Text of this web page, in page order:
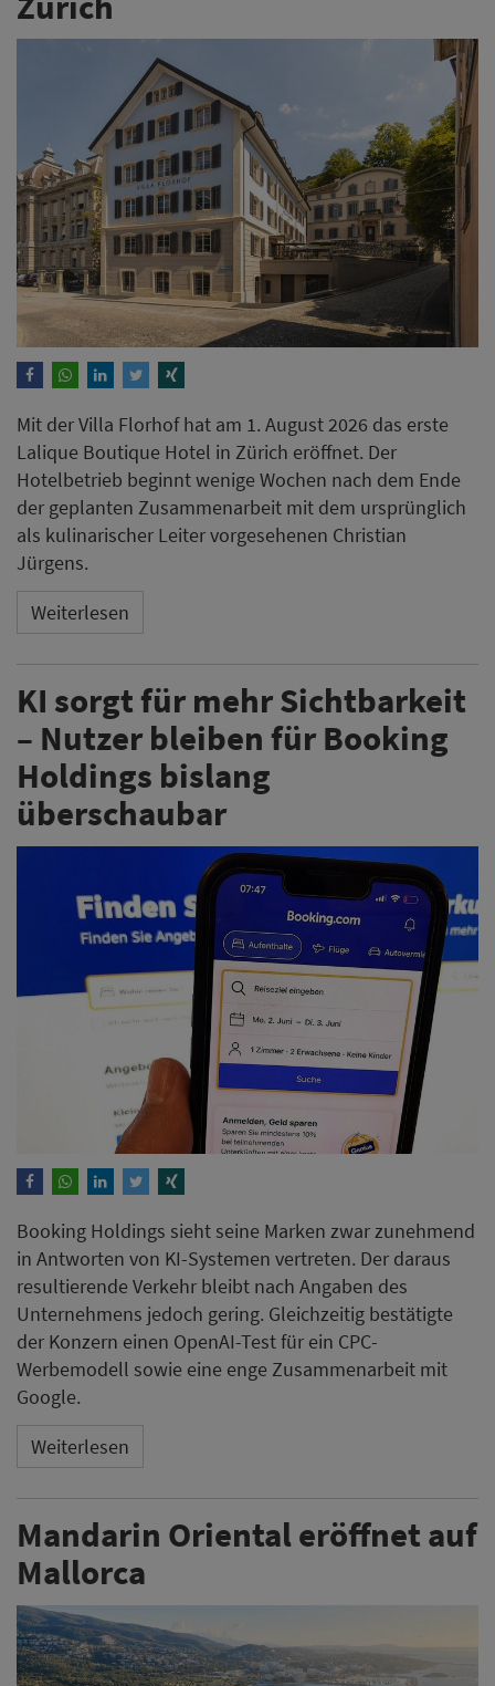
Mit der Villa Florhof hat am 1. August 2026 das erste
Lalique Boutique Hotel in Zürich eröffnet. Der
Hotelbetrieb beginnt wenige Wochen nach dem Ende
der geplanten Zusammenarbeit mit dem ursprünglich
als kulinarischer Leiter vorgesehenen Christian
Jürgens.
Weiterlesen
KI sorgt für mehr Sichtbarkeit
– Nutzer bleiben für Booking
Holdings bislang
überschaubar
Booking Holdings sieht seine Marken zwar zunehmend
in Antworten von KI-Systemen vertreten. Der daraus
resultierende Verkehr bleibt nach Angaben des
Unternehmens jedoch gering. Gleichzeitig bestätigte
der Konzern einen OpenAI-Test für ein CPC-
Werbemodell sowie eine enge Zusammenarbeit mit
Google.
Weiterlesen
Mandarin Oriental eröffnet auf
Mallorca